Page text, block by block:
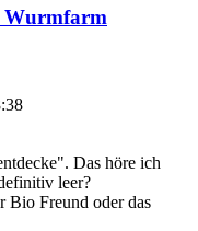
Wurmfarm
Das höre ich
leer?
Bio Freund oder das